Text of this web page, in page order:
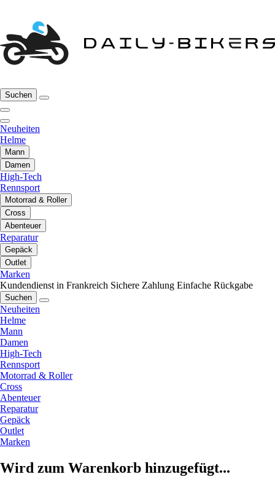
Suchen
Neuheiten
Helme
Mann
Damen
High-Tech
Rennsport
Motorrad & Roller
Cross
Abenteuer
Reparatur
Gepäck
Outlet
Marken
Kundendienst in Frankreich Sichere Zahlung Einfache Rückgabe
Suchen
Neuheiten
Helme
Mann
Damen
High-Tech
Rennsport
Motorrad & Roller
Cross
Abenteuer
Reparatur
Gepäck
Outlet
Marken
Wird zum Warenkorb hinzugefügt...